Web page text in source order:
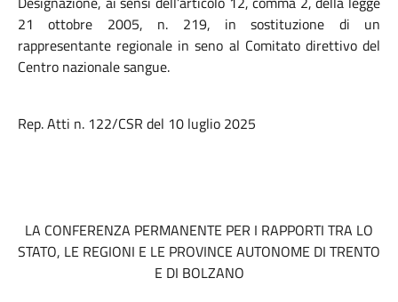
21 ottobre 2005, n. 219, insostituzione di un
rappresentante regionale in seno al Comitato direttivo del
Centro nazionale sangue.
Rep. Atti n. 122/CSR del 10 luglio 2025
LA CONFERENZA PERMANENTE PER I RAPPORTI TRA LO
STATO, LE REGIONI E LE PROVINCE AUTONOME DI TRENTO
E DI BOLZANO